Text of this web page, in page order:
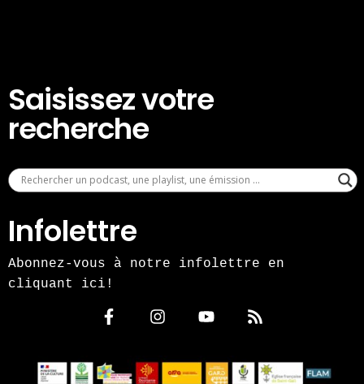
Saisissez votre
recherche
Infolettre
Abonnez-vous à notre infolettre en
cliquant ici!